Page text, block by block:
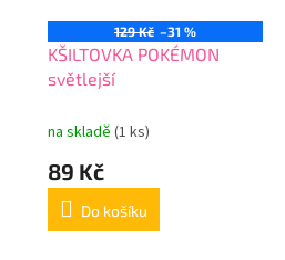
129 Kč –31 %
KŠILTOVKA POKÉMON
světlejší
na skladě (1 ks)
89 Kč
Do košíku